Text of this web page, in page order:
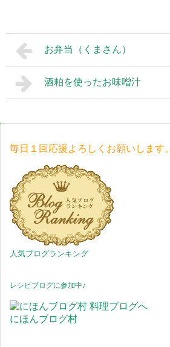
お弁当（くまさん）
酒粕を使ったお味噌汁
毎日１回応援よろしくお願いします。
人気ブログランキング
レシピブログに参加中♪
にほんブログ村